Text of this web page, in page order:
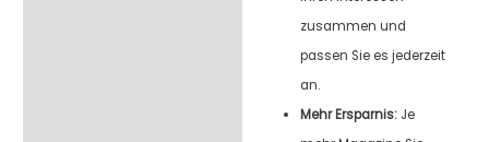
zusammen und
passen Sie es jederzeit
an.
Mehr Ersparnis: Je